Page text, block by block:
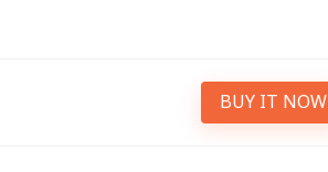
BUY IT NOW